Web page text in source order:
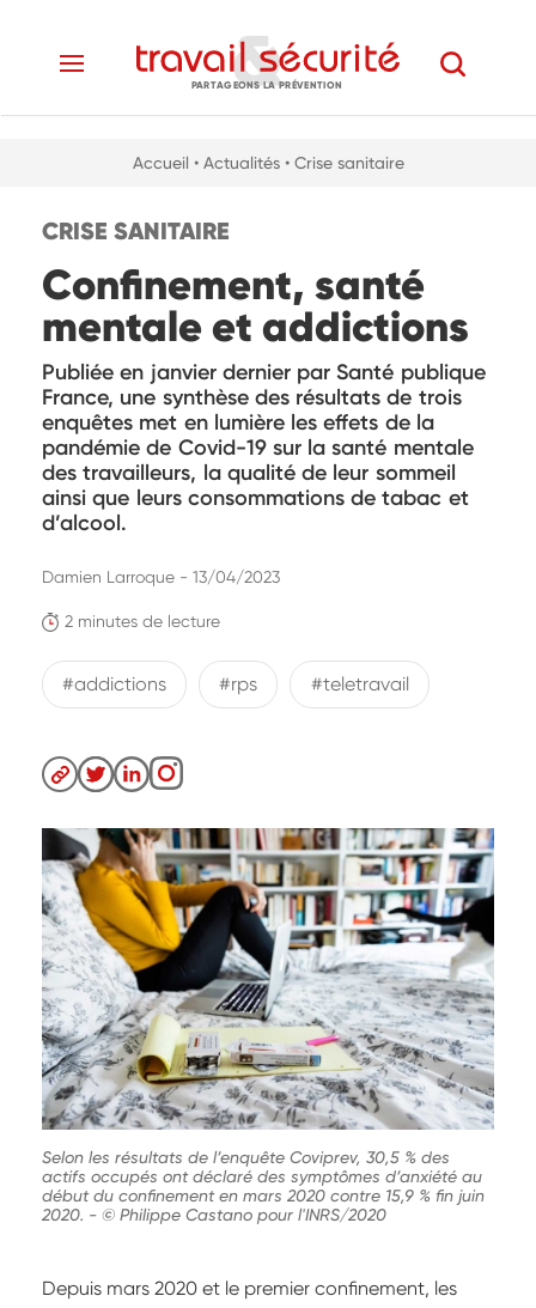
PARTAGEONS LA PRÉVENTION
Accueil • Actualités • Crise sanitaire
CRISE SANITAIRE
Confinement, santé
mentale et addictions
Publiée en janvier dernier par Santé publique
France, une synthèse des résultats de trois
enquêtes met en lumière les effets de la
pandémie de Covid-19 sur la santé mentale
des travailleurs, la qualité de leur sommeil
ainsi que leurs consommations de tabac et
d’alcool.
2 minutes de lecture
Damien Larroque - 13/04/2023
#addictions #rps #teletravail
Selon les résultats de l’enquête Coviprev, 30,5 % des
actifs occupés ont déclaré des symptômes d’anxiété au
début du confinement en mars 2020 contre 15,9 % fin juin
2020. - © Philippe Castano pour l'INRS/2020
Depuis mars 2020 et le premier confinement, les